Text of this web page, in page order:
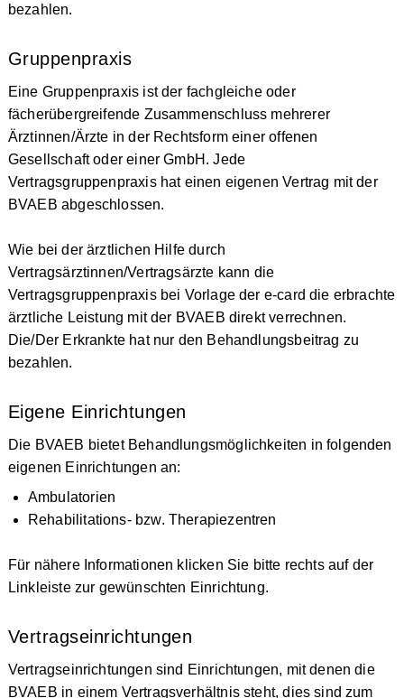
bezahlen.
Gruppenpraxis
Eine Gruppenpraxis ist der fachgleiche oder
fächerübergreifende Zusammenschluss mehrerer
Ärztinnen/Ärzte in der Rechtsform einer offenen
Gesellschaft oder einer GmbH. Jede
Vertragsgruppenpraxis hat einen eigenen Vertrag mit der
BVAEB abgeschlossen.
Wie bei der ärztlichen Hilfe durch
Vertragsärztinnen/Vertragsärzte kann die
Vertragsgruppenpraxis bei Vorlage der e-card die erbrachte
ärztliche Leistung mit der BVAEB direkt verrechnen.
Die/Der Erkrankte hat nur den Behandlungsbeitrag zu
bezahlen.
Eigene Einrichtungen
Die BVAEB bietet Behandlungsmöglichkeiten in folgenden
eigenen Einrichtungen an:
Ambulatorien
Rehabilitations- bzw. Therapiezentren
Für nähere Informationen klicken Sie bitte rechts auf der
Linkleiste zur gewünschten Einrichtung.
Vertragseinrichtungen
Vertragseinrichtungen sind Einrichtungen, mit denen die
BVAEB in einem Vertragsverhältnis steht, dies sind zum